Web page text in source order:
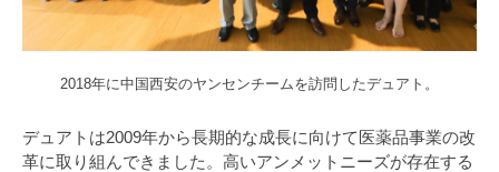
2018年に中国西安のヤンセンチームを訪問したデュアト。
デュアトは2009年から長期的な成長に向けて医薬品事業の改
革に取り組んできました。高いアンメットニーズが存在する